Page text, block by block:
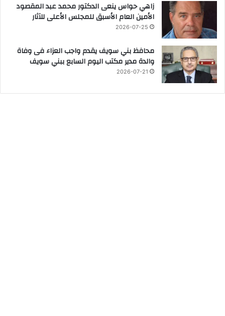
زاهي حواس ينعى الدكتور محمد عبد المقصود
الأمين العام الأسبق للمجلس الأعلى للآثار
2026-07-25
محافظ بني سويف يقدم واجب العزاء فى وفاة
والدة مدير مكتب اليوم السابع ببني سويف
2026-07-21